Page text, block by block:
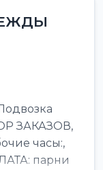
ЗАКАЗОВ,
часы:,
парни